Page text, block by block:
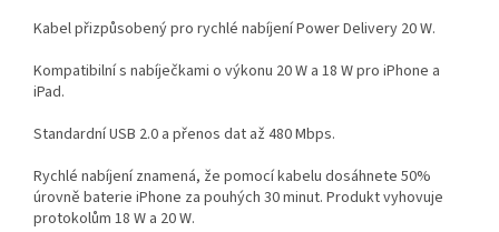
Kabel přizpůsobený pro rychlé nabíjení Power Delivery 20 W.
Kompatibilní s nabíječkami o výkonu 20 W a 18 W pro iPhone a
iPad.
Standardní USB 2.0 a přenos dat až 480 Mbps.
Rychlé nabíjení znamená, že pomocí kabelu dosáhnete 50%
úrovně baterie iPhone za pouhých 30 minut. Produkt vyhovuje
protokolům 18 W a 20 W.